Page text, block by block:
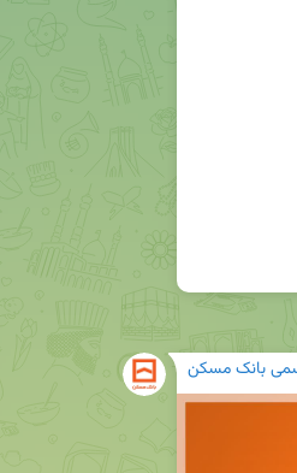
بانک مسکن